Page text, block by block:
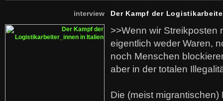
interview Der Kampf der
>>Wenn wir Streikposten
eigentlich weder Waren,
noch Menschen
aber in der totalen
Die (meist